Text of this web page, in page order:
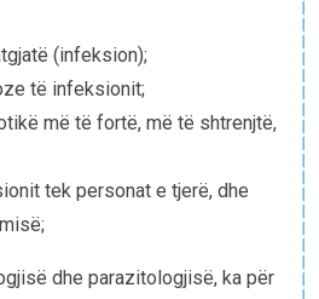
(infeksion);
të infeksionit;
më të fortë, më të shtrenjtë,
tek personat e tjerë, dhe
dhe parazitologjisë, ka për